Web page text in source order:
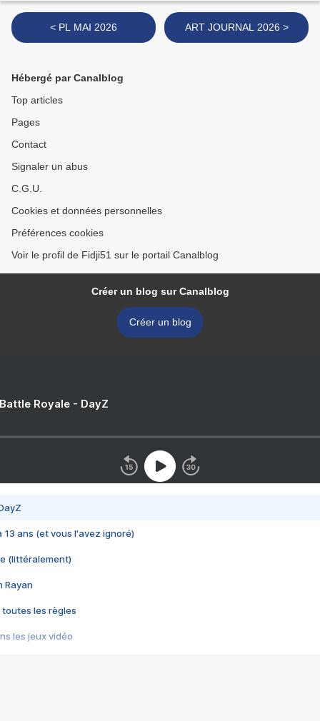
< PL MAI 2026 ART JOURNAL 2026 >
Hébergé par Canalblog
Top articles
Pages
Contact
Signaler un abus
C.G.U.
Cookies et données personnelles
Préférences cookies
Voir le profil de Fidji51 sur le portail Canalblog
Créer un blog sur Canalblog
Créer un blog
Royale - DayZ
13 ans (et vous l'avez ignoré)
(littéralement)
Rayan
toutes les règles
les jeux vidéo